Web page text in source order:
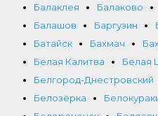
Балаклея
Балаково
Балашов
Баргузин
Батайск
Бахмач
Белая Калитва
Белая
Белгород-Днестровский
Белозёрка